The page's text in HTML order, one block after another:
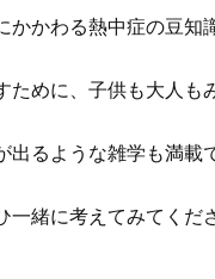
かかわる熱中症の豆知
ために、子供も大人も
るような雑学も満載
緒に考えてみてくだ